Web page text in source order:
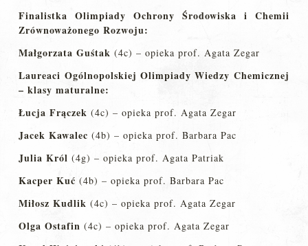
Finalistka Olimpiady Ochrony Środowiska i Chemii
Zrównoważonego Rozwoju:
Małgorzata Guśtak (4c) – opieka prof. Agata Zegar
Laureaci Ogólnopolskiej Olimpiady Wiedzy Chemicznej
– klasy maturalne:
Łucja Frączek (4c) – opieka prof. Agata Zegar
Jacek Kawalec (4b) – opieka prof. Barbara Pac
Julia Król (4g) – opieka prof. Agata Patriak
Kacper Kuć (4b) – opieka prof. Barbara Pac
Miłosz Kudlik (4c) – opieka prof. Agata Zegar
Olga Ostafin (4c) – opieka prof. Agata Zegar